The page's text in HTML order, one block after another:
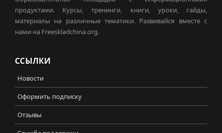
продуктами. Курсы, тренинги, книги, уроки, гайды,
материалы на различные тематики. Развивайся вместе с
нами на Freeskladchina.org.
ССЫЛКИ
Новости
Оформить подписку
Отзывы